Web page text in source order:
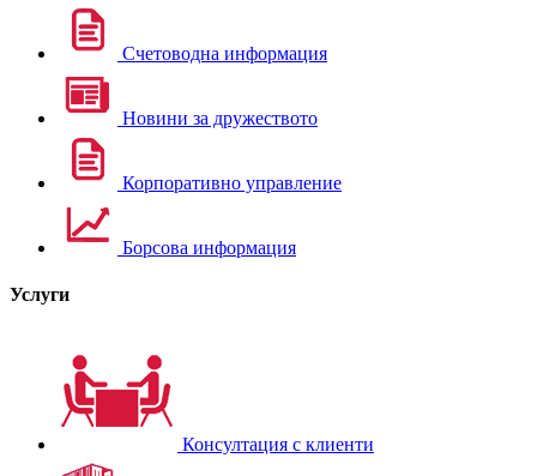
Счетоводна информация
Новини за дружеството
Корпоративно управление
Борсова информация
Услуги
Консултация с клиенти